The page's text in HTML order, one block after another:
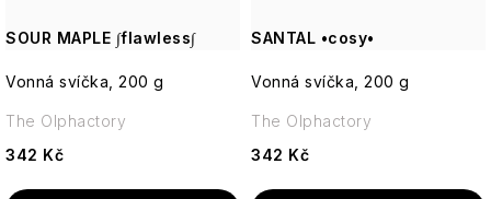
SOUR MAPLE ∫flawless∫
Vonná svíčka, 200 g
342 Kč
The Olphactory
SANTAL •cosy•
Vonná svíčka, 200 g
342 Kč
The Olphactory